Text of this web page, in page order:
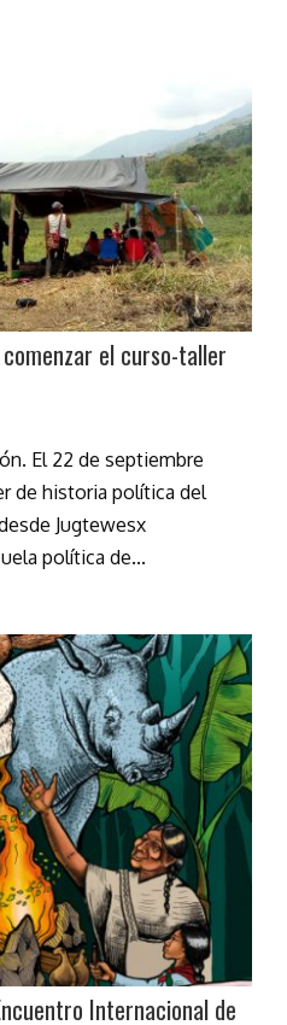
el curso-taller
El 22 de septiembre
de historia política del
Jugtewesx
política de...
Internacional de